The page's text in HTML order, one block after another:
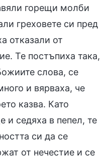
горещи молби
греховете си пред
отказали от
Те постъпиха така,
слова, се
и вярваха, че
казва. Като
и седяха в пепел, те
си да се
от нечестие и се